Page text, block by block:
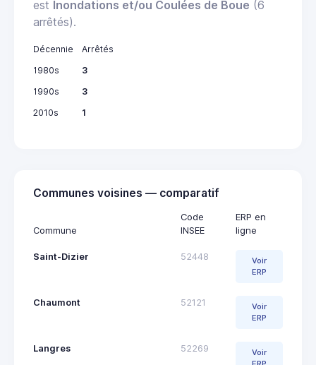
est Inondations et/ou Coulées de Boue (6
arrêtés).
Décennie
Arrêtés
1980s
3
1990s
3
2010s
1
Communes voisines — comparatif
Commune
Code
INSEE
ERP en
ligne
Saint-Dizier 52448
Voir
ERP
Chaumont 52121
Voir
ERP
Langres 52269
Voir